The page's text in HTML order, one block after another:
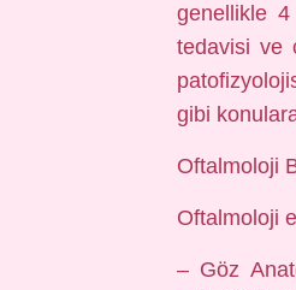
genellikle 4
tedavisi ve
gibi
Oftalmoloji
Oftalmoloji
– Göz